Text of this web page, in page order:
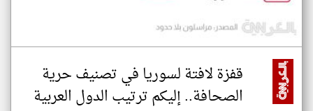
قفزة لافتة لسوريا في تصنيف حرية
الصحافة.. إليكم ترتيب الدول العربية